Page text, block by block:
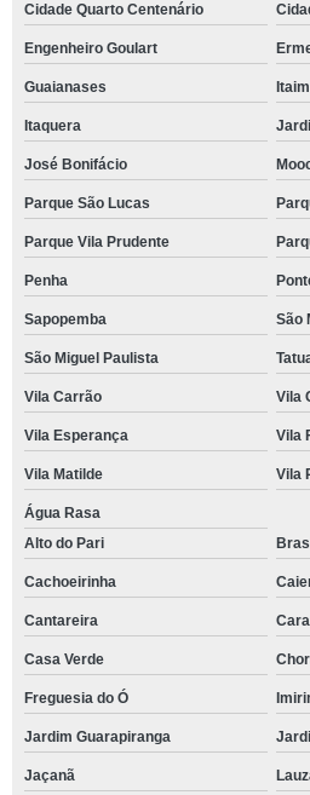
Cidade Quarto Centenário
Engenheiro Goulart
Guaianases
Itaquera
José Bonifácio
Parque São Lucas
Parque Vila Prudente
Penha
Sapopemba São
São Miguel Paulista
Vila Carrão Vila
Vila Esperança Vila
Vila Matilde Vila
Água Rasa
Alto do Pari
Cachoeirinha
Cantareira
Casa Verde
Freguesia do Ó
Jardim Guarapiranga
Jaçanã